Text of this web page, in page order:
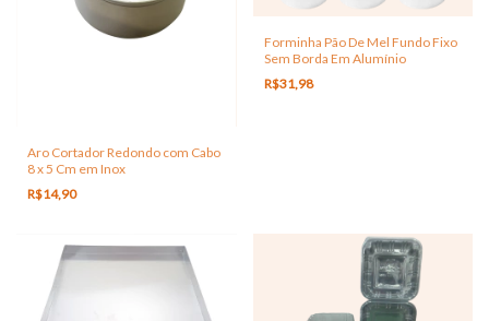
Aro Cortador Redondo com Cabo
8 x 5 Cm em Inox
R$14,90
Forminha Pão De Mel Fundo Fixo
Sem Borda Em Alumínio
R$31,98